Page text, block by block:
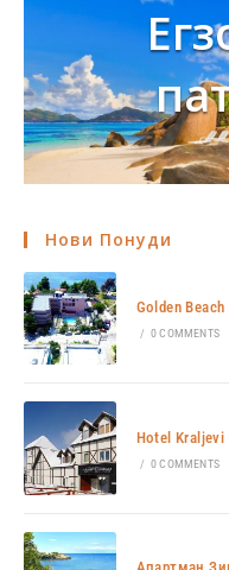
Нови Понуди
Golden
/ 0 COMMENTS
Hotel Kraljevi
/ 0 COMMENTS